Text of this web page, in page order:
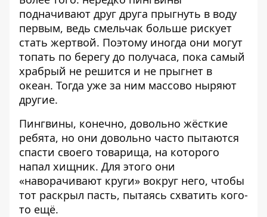
подначивают друг друга прыгнуть в воду
первым, ведь смельчак больше рискует
стать жертвой. Поэтому иногда они могут
топать по берегу до получаса, пока самый
храбрый не решится и не прыгнет в
океан. Тогда уже за ним массово ныряют
другие.
Пингвины, конечно, довольно жёсткие
ребята, но они довольно часто пытаются
спасти своего товарища, на которого
напал хищник. Для этого они
«наворачивают круги» вокруг него, чтобы
тот раскрыл пасть, пытаясь схватить кого-
то ещё.